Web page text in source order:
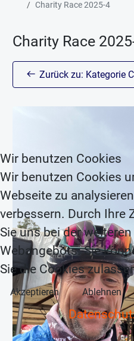
Charity Race 2025-4
Charity Race
Zurück zu: Kategorie
Wir benutzen Cookies
Wir benutzen Cookies
Webseite zu
verbessern. Durch Ihre
Sie uns bei der
Webangebots. Sie
Sie die Cookies
Akzeptieren Ablehnen